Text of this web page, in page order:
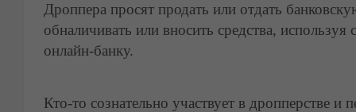
Дроппера просят продать или отдать
обналичивать или вносить средства,
онлайн-банку.
Кто-то сознательно участвует в дропперстве